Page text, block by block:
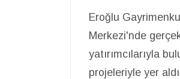
Eroğlu
Merkezi'nde
yatırımcılarıyla
projeleriyle yer